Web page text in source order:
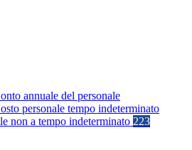
annuale del personale
personale tempo indeterminato
non a tempo indeterminato 223